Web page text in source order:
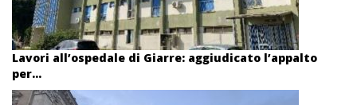
Lavori all’ospedale di Giarre: aggiudicato l’appalto
per...